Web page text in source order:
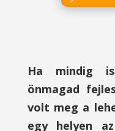
Ha mindig
önmagad
volt meg a
egy helyen